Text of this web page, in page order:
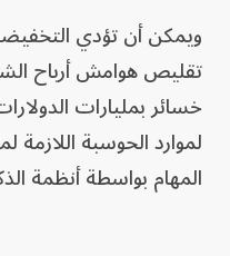
ويمكن أن تؤدي
تقليص هوامش أرباح
خسائر بمليارات
لموارد الحوسبة
المهام بواسطة أنظمة